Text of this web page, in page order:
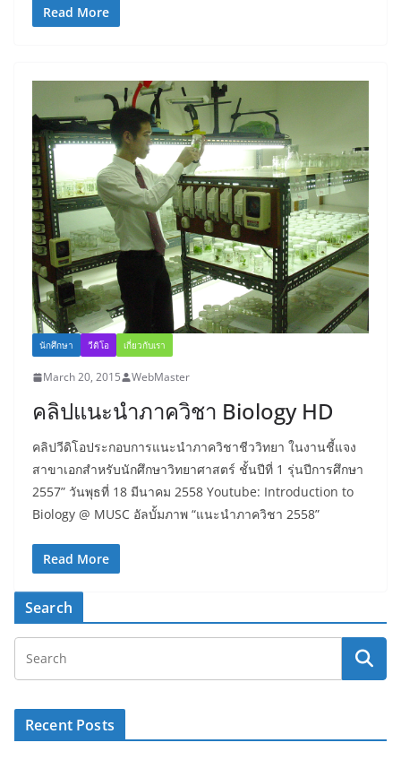
Read More
นักศึกษา วีดิโอ เกี่ยวกับเรา
March 20, 2015 WebMaster
คลิปแนะนำภาควิชา Biology HD
คลิปวีดิโอประกอบการแนะนำภาควิชาชีววิทยา ในงานชี้แจง
สาขาเอกสำหรับนักศึกษาวิทยาศาสตร์ ชั้นปีที่ 1 รุ่นปีการศึกษา
2557” วันพุธที่ 18 มีนาคม 2558 Youtube: Introduction to
Biology @ MUSC อัลบั้มภาพ “แนะนำภาควิชา 2558”
Read More
Search
Recent Posts